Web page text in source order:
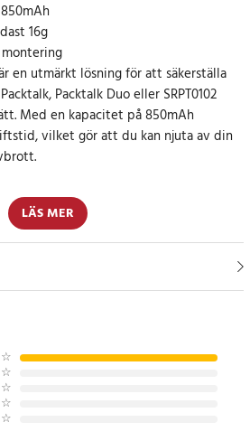
16g
en utmärkt lösning för att säkerställa
Packtalk Duo eller SRPT0102
Med en kapacitet på 850mAh
vilket gör att du kan njuta av din
LÄS MER
☆
☆
☆
☆
☆